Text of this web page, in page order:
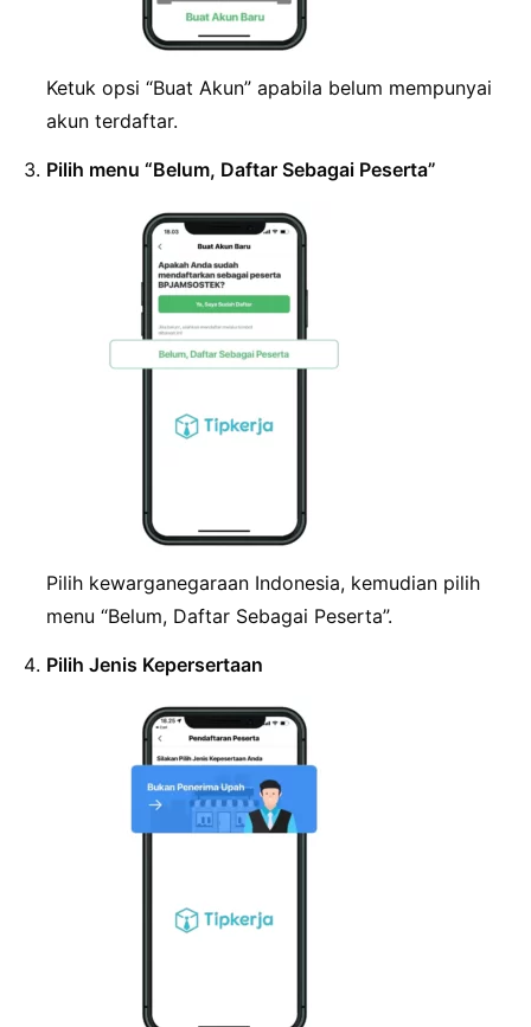
Ketuk opsi “Buat Akun” apabila belum mempunyai
akun terdaftar.
Pilih menu “Belum, Daftar Sebagai Peserta”
Pilih kewarganegaraan Indonesia, kemudian pilih
menu “Belum, Daftar Sebagai Peserta”.
Pilih Jenis Kepersertaan